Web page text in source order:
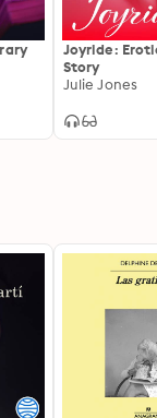
Joyride:
Story
Julie Jones